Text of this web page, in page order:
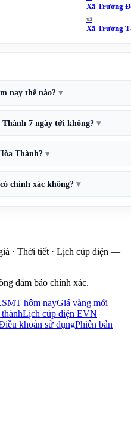
Xã Trường
xã
Xã Trường
nay thế nào?
7 ngày tới không?
Thành?
chính xác không?
· Thời tiết · Lịch cúp điện —
đảm bảo chính xác.
hôm nayGiá vàng mới
Lịch cúp điện EVN
khoản sử dụngPhiên bản